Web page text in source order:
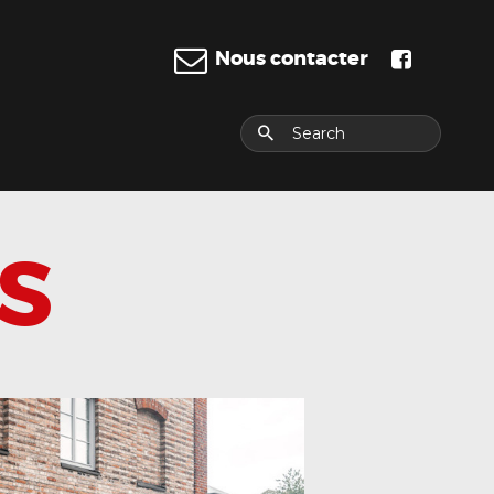
Nous contacter